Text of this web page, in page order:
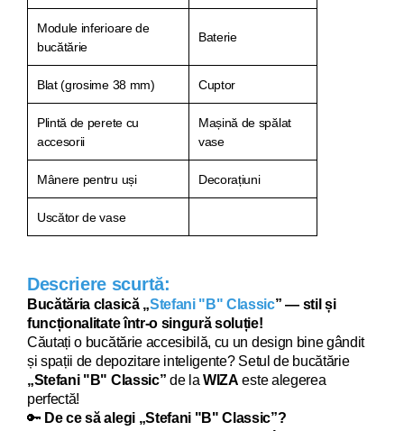
Module inferioare de
bucătărie
Baterie
Blat (grosime 38 mm) Cuptor
Plintă de perete cu
accesorii
Mașină de spălat
vase
Mânere pentru uși Decorațiuni
Uscător de vase
Descriere scurtă:
Bucătăria clasică „Stefani "B" Classic” — stil și
funcționalitate într-o singură soluție!
Căutați o bucătărie accesibilă, cu un design bine gândit
și spații de depozitare inteligente? Setul de bucătărie
„Stefani "B" Classic” de laWIZA este alegerea
perfectă!
🔑 De ce să alegi „Stefani "B" Classic”?